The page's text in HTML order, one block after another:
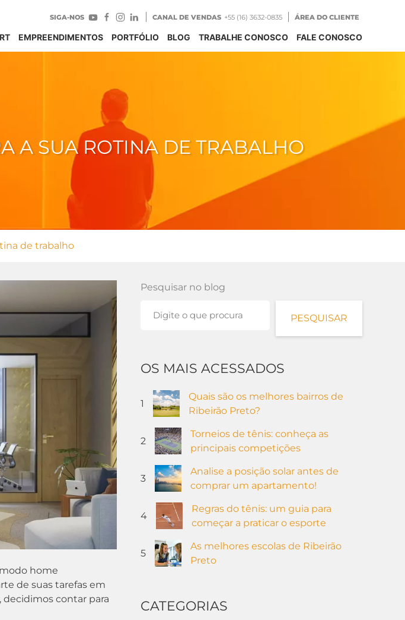
SIGA-NOS CANAL DE VENDAS +55 (16) 3632-0835 ÁREA DO CLIENTE
EMPREENDIMENTOS PORTFÓLIO BLOG TRABALHE CONOSCO FALE CONOSCO
A SUA ROTINA DE TRABALHO
de trabalho
home
de suas tarefas em
decidimos contar para
Pesquisar no blog
PESQUISAR
OS MAIS ACESSADOS
1
Quais são os melhores bairros de
Ribeirão Preto?
2
Torneios de tênis: conheça as
principais competições
3
Analise a posição solar antes de
comprar um apartamento!
4
Regras do tênis: um guia para
começar a praticar o esporte
5
As melhores escolas de Ribeirão
Preto
CATEGORIAS